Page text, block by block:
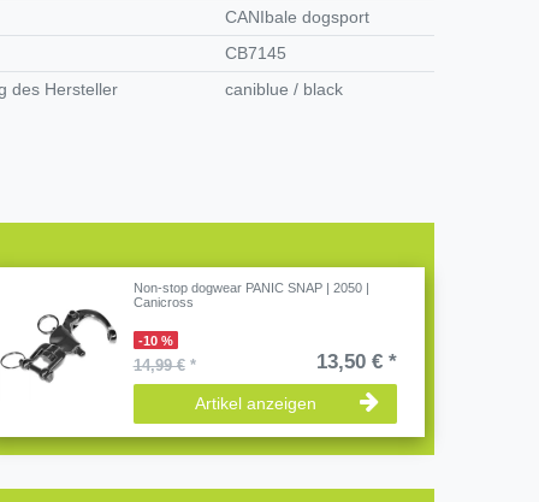
CANIbale dogsport
CB7145
des Hersteller
caniblue / black
Non-stop dogwear PANIC SNAP | 2050 |
Canicross
-10 %
14,99 €* 13,50 € *
Artikel anzeigen